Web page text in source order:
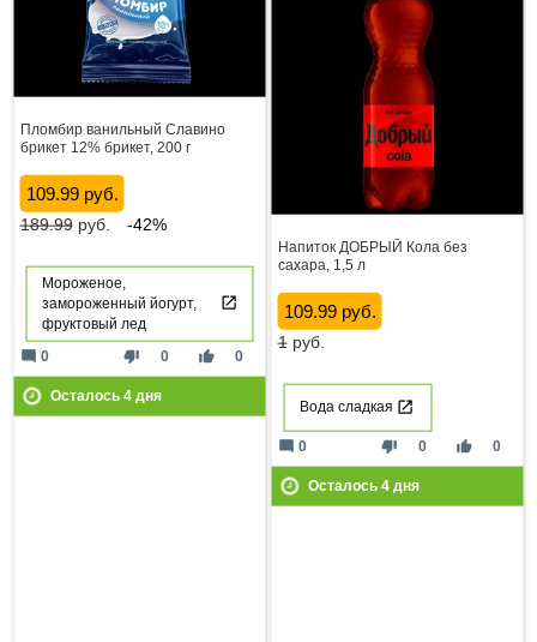
Пломбир ванильный Славино
брикет 12% брикет, 200 г
109.99 руб.
189.99руб. -42%
Мороженое,
замороженный йогурт,
фруктовый лед
thumb_down 0 thumb_up 0
mode_comment 0
Осталось 4дня
Напиток ДОБРЫЙ Кола без
сахара, 1,5 л
109.99 руб.
1руб.
Вода сладкая
thumb_down 0 thumb_up 0
mode_comment 0
Осталось 4дня